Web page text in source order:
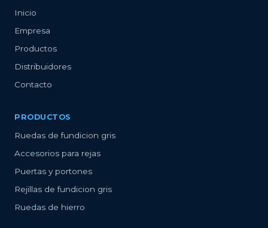
Inicio
Empresa
Productos
Distribuidores
Contacto
PRODUCTOS
Ruedas de fundicion gris
Accesorios para rejas
Puertas y portones
Rejillas de fundicion gris
Ruedas de hierro